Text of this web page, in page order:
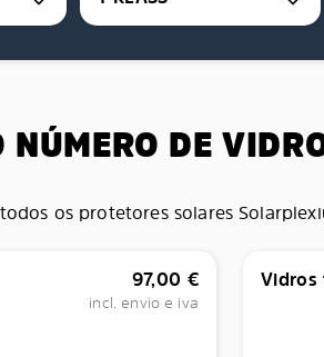
NÚMERO DE
os protetores solares
97,00 €
incl. envio e iva
Vidros